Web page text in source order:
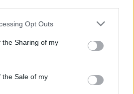
app uses one or more Google
usage behaviour. You may click to
Google and its third-party tags to
purposes in below Google
Opt Outs
the Sharing of my
the Sale of my
Σταυρού